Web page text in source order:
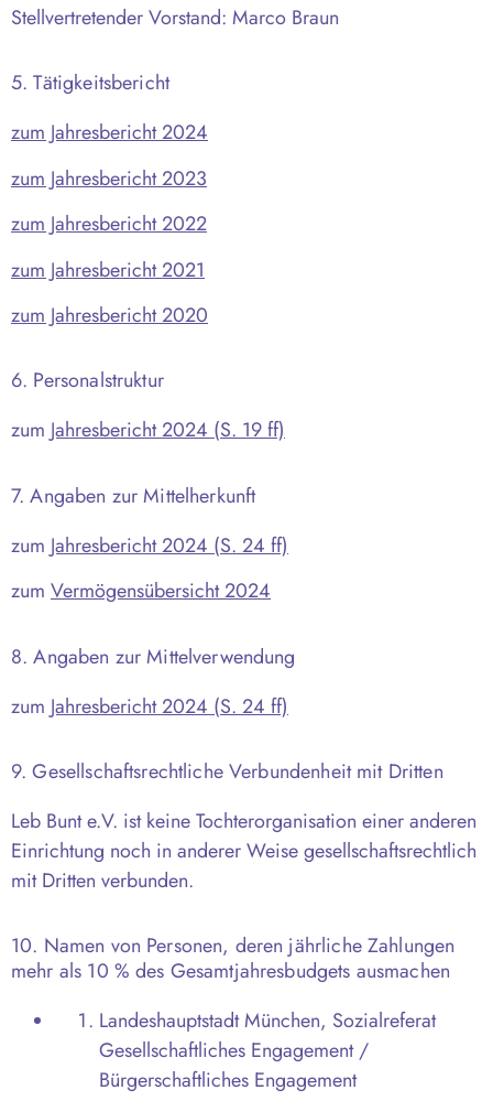
Stellvertretender Vorstand: Marco Braun
5. Tätigkeitsbericht
zum Jahresbericht 2024
zum Jahresbericht 2023
zum Jahresbericht 2022
zum Jahresbericht 2021
zum Jahresbericht 2020
6. Personalstruktur
zum Jahresbericht 2024 (S. 19 ff)
7. Angaben zur Mittelherkunft
zum Jahresbericht 2024 (S. 24 ff)
zum Vermögensübersicht 2024
8. Angaben zur Mittelverwendung
zum Jahresbericht 2024 (S. 24 ff)
9. Gesellschaftsrechtliche Verbundenheit mit Dritten
Leb Bunt e.V. ist keine Tochterorganisation einer anderen
Einrichtung noch in anderer Weise gesellschaftsrechtlich
mit Dritten verbunden.
10. Namen von Personen, deren jährliche Zahlungen
mehr als 10 % des Gesamtjahresbudgets ausmachen
Landeshauptstadt München, Sozialreferat
Gesellschaftliches Engagement /
Bürgerschaftliches Engagement